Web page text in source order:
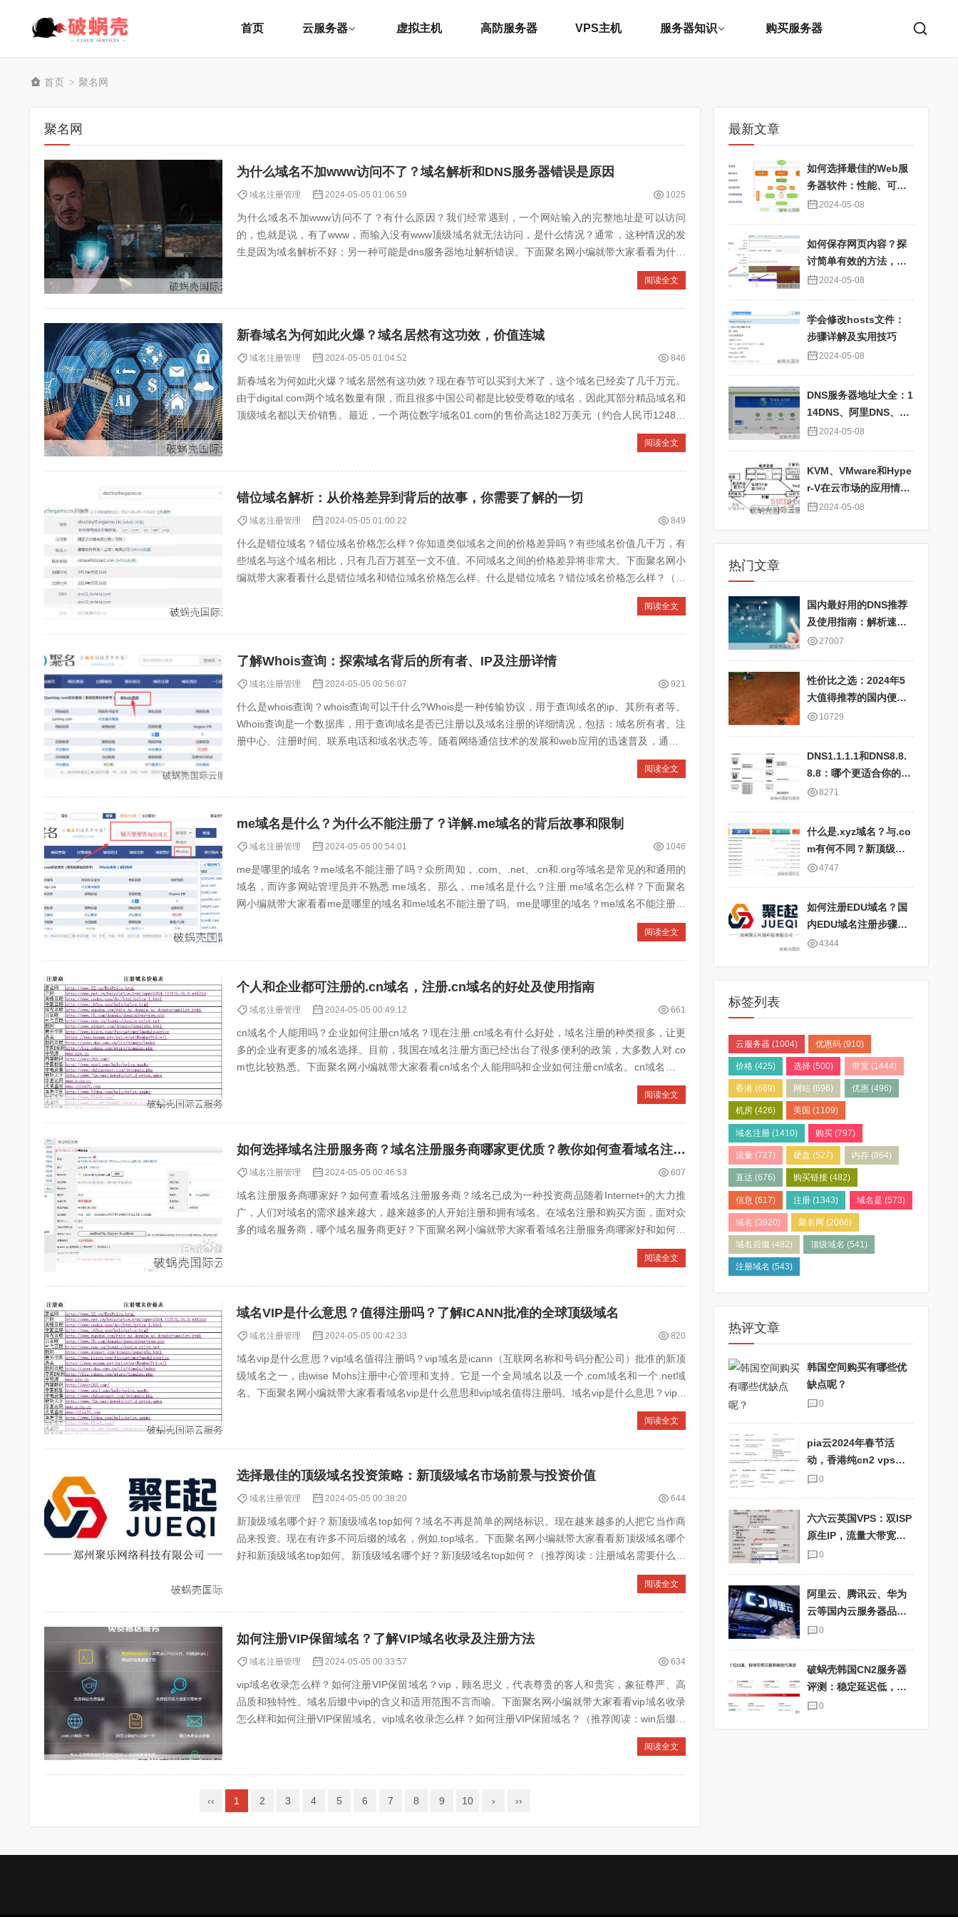
首页 云服务器 虚拟主机 高防服务器 VPS主机 服务器知识 购买服务器
首页 > 聚名网
聚名网
为什么域名不加www访问不了？域名解析和DNS服务器错误是原因
域名注册管理 2024-05-05 01:06:59 1025
为什么域名不加www访问不了？有什么原因？我们经常遇到，一个网站输入的完整地址是可以访问
的，也就是说，有了www，而输入没有www顶级域名就无法访问，是什么情况？通常，这种情况的发
生是因为域名解析不好；另一种可能是dns服务器地址解析错误。下面聚名网小编就带大家看看为什么
阅读全文
新春域名为何如此火爆？域名居然有这功效，价值连城
域名注册管理 2024-05-05 01:04:52 846
新春域名为何如此火爆？域名居然有这功效？现在春节可以买到大米了，这个域名已经卖了几千万元。
由于digital.com两个域名数量有限，而且很多中国公司都是比较受尊敬的域名，因此其部分精品域名和
顶级域名都以天价销售。最近，一个两位数字域名01.com的售价高达182万美元（约合人民币1248万
阅读全文
错位域名解析：从价格差异到背后的故事，你需要了解的一切
域名注册管理 2024-05-05 01:00:22 849
什么是错位域名？错位域名价格怎么样？你知道类似域名之间的价格差异吗？有些域名价值几千万，有
些域名与这个域名相比，只有几百万甚至一文不值。不同域名之间的价格差异将非常大。下面聚名网小
编就带大家看看什么是错位域名和错位域名价格怎么样。什么是错位域名？错位域名价格怎么样？（推
阅读全文
了解Whois查询：探索域名背后的所有者、IP及注册详情
域名注册管理 2024-05-05 00:56:07 921
什么是whois查询？whois查询可以干什么?Whois是一种传输协议，用于查询域名的ip、其所有者等。
Whois查询是一个数据库，用于查询域名是否已注册以及域名注册的详细情况，包括：域名所有者、注
册中心、注册时间、联系电话和域名状态等。随着网络通信技术的发展和web应用的迅速普及，通过w
阅读全文
me域名是什么？为什么不能注册了？详解.me域名的背后故事和限制
域名注册管理 2024-05-05 00:54:01 1046
me是哪里的域名？me域名不能注册了吗？众所周知，.com、.net、.cn和.org等域名是常见的和通用的
域名，而许多网站管理员并不熟悉.me域名。那么，.me域名是什么？注册.me域名怎么样？下面聚名
网小编就带大家看看me是哪里的域名和me域名不能注册了吗。me是哪里的域名？me域名不能注册了
阅读全文
个人和企业都可注册的.cn域名，注册.cn域名的好处及使用指南
域名注册管理 2024-05-05 00:49:12 661
cn域名个人能用吗？企业如何注册cn域名？现在注册.cn域名有什么好处，域名注册的种类很多，让更
多的企业有更多的域名选择。目前，我国在域名注册方面已经出台了很多便利的政策，大多数人对.co
m也比较熟悉。下面聚名网小编就带大家看看cn域名个人能用吗和企业如何注册cn域名。cn域名个人
阅读全文
如何选择域名注册服务商？域名注册服务商哪家更优质？教你如何查看域名注册服务商
域名注册管理 2024-05-05 00:46:53 607
域名注册服务商哪家好？如何查看域名注册服务商？域名已成为一种投资商品随着Internet+的大力推
广，人们对域名的需求越来越大，越来越多的人开始注册和拥有域名。在域名注册和购买方面，面对众
多的域名服务商，哪个域名服务商更好？下面聚名网小编就带大家看看域名注册服务商哪家好和如何查
阅读全文
域名VIP是什么意思？值得注册吗？了解ICANN批准的全球顶级域名
域名注册管理 2024-05-05 00:42:33 820
域名vip是什么意思？vip域名值得注册吗？vip域名是icann（互联网名称和号码分配公司）批准的新顶
级域名之一，由wise Mohs注册中心管理和支持。它是一个全局域名以及一个.com域名和一个.net域
名。下面聚名网小编就带大家看看域名vip是什么意思和vip域名值得注册吗。域名vip是什么意思？vip...
阅读全文
选择最佳的顶级域名投资策略：新顶级域名市场前景与投资价值
域名注册管理 2024-05-05 00:38:20 644
新顶级域名哪个好？新顶级域名top如何？域名不再是简单的网络标识。现在越来越多的人把它当作商
品来投资。现在有许多不同后缀的域名，例如.top域名。下面聚名网小编就带大家看看新顶级域名哪个
好和新顶级域名top如何。新顶级域名哪个好？新顶级域名top如何？（推荐阅读：注册域名需要什么条
阅读全文
如何注册VIP保留域名？了解VIP域名收录及注册方法
域名注册管理 2024-05-05 00:33:57 634
vip域名收录怎么样？如何注册VIP保留域名？vip，顾名思义，代表尊贵的客人和贵宾，象征尊严、高
品质和独特性。域名后缀中vip的含义和适用范围不言而喻。下面聚名网小编就带大家看看vip域名收录
怎么样和如何注册VIP保留域名。vip域名收录怎么样？如何注册VIP保留域名？（推荐阅读：win后缀域
阅读全文
‹‹ 1 2 3 4 5 6 7 8 9 10 › ››
最新文章
如何选择最佳的Web服
务器软件：性能、可靠
性与用户体验优化
2024-05-08
如何保存网页内容？探
讨简单有效的方法，确
保信息永久可用
2024-05-08
学会修改hosts文件：
步骤详解及实用技巧
2024-05-08
DNS服务器地址大全：1
14DNS、阿里DNS、百
度DNS、360DNS、Go
2024-05-08
KVM、VMware和Hype
r-V在云市场的应用情况
对比及性能分析
2024-05-08
热门文章
国内最好用的DNS推荐
及使用指南：解析速度
快、服务器全面、IP地
27007
性价比之选：2024年5
大值得推荐的国内便宜
云服务器商家盘点
10729
DNS1.1.1.1和DNS8.8.
8.8：哪个更适合你的网
络需求？比较国内外公
8271
什么是.xyz域名？与.co
m有何不同？新顶级域
名.xyz的特点及应用场
4747
如何注册EDU域名？国
内EDU域名注册步骤和
要求详解
4344
标签列表
云服务器 (1004) 优惠码 (910)
价格 (425) 选择 (500) 带宽(1444)
香港 (689) 网站 (696) 优惠(496)
机房 (426) 美国 (1109)
域名注册 (1410) 购买 (797)
流量 (727) 硬盘 (527) 内存(864)
直达 (676) 购买链接 (482)
信息 (617) 注册 (1343) 域名是 (573)
域名 (3920) 聚名网 (2086)
域名后缀 (482) 顶级域名 (541)
注册域名 (543)
热评文章
韩国空间购买有哪些优
缺点呢？
0
pia云2024年春节活
动，香港纯cn2 vps优
惠码pia2024，抢购最
0
六六云英国VPS：双ISP
原生IP，流量大带宽
快，适合TikTok用户！
0
阿里云、腾讯云、华为
云等国内云服务器品牌
大比拼
0
破蜗壳韩国CN2服务器
评测：稳定延迟低，适
合海外电商业务
0